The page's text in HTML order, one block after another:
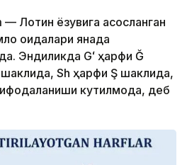
— Лотин ёзувига асосланган
қоидалари янада
Эндиликда Gʻ ҳарфи Ğ
Sh ҳарфи Ş шаклида,
кутилмоқда, деб